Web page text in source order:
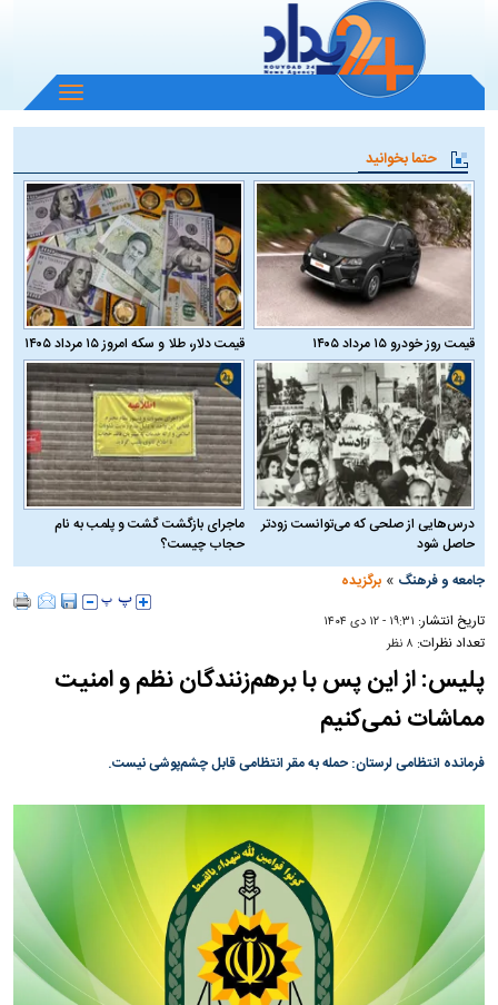
باز
و
منو
حتما بخوانید
قیمت روز خودرو ۱۵ مرداد ۱۴۰۵ قیمت دلار، طلا و سکه امروز ۱۵ مرداد ۱۴۰۵
درس‌هایی از صلحی که می‌توانست زودتر
حاصل شود
ماجرای بازگشت گشت و پلمب به نام
حجاب چیست؟
جامعه و فرهنگ »برگزیده
تاریخ انتشار: ۱۹:۳۱ - ۱۲ دی ۱۴۰۴
تعداد نظرات: ۸ نظر
پلیس: از این پس با برهم‌زنندگان نظم و امنیت
مماشات نمی‌کنیم
فرمانده انتظامی لرستان: حمله به مقر‌ انتظامی‌ قابل چشم‌پوشی نیست‌.